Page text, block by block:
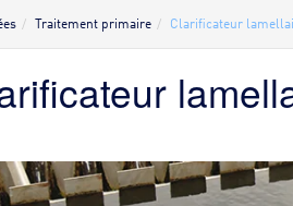
Traitement primaire Clarificateur